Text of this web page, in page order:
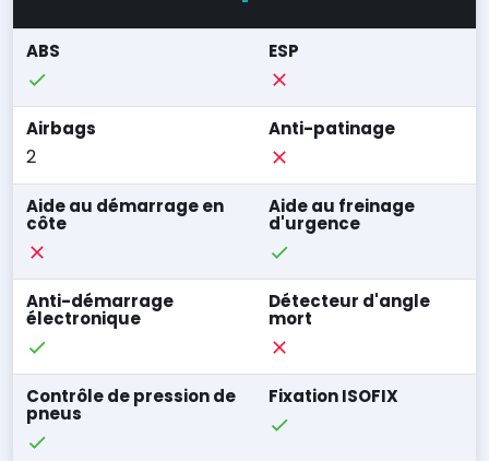
ABS ESP
Airbags
2
Anti-patinage
Aide au démarrage en
côte
Aide au freinage
d'urgence
Anti-démarrage
électronique
Détecteur d'angle
mort
Contrôle de pression de
pneus
Fixation ISOFIX